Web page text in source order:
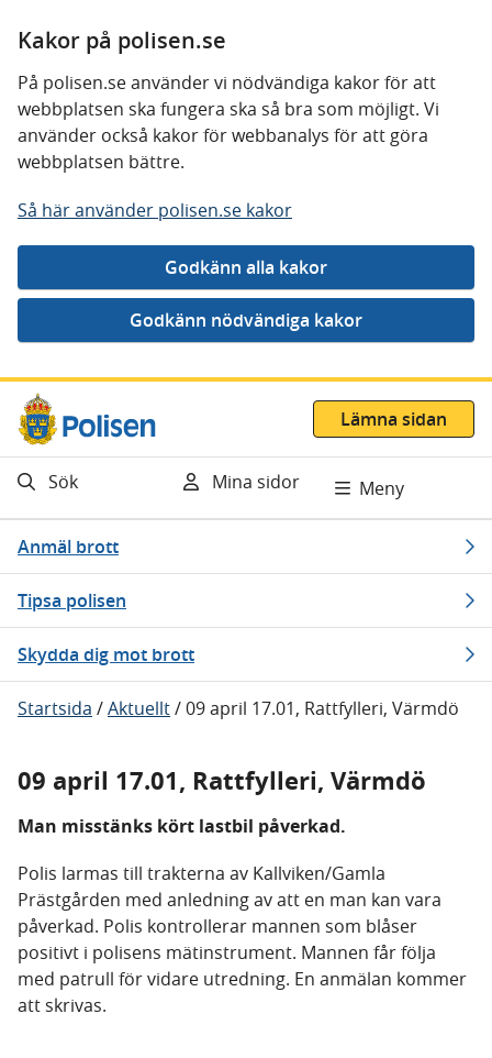
Kakor på polisen.se
På polisen.se använder vi nödvändiga kakor för att
webbplatsen ska fungera ska så bra som möjligt. Vi
använder också kakor för webbanalys för att göra
webbplatsen bättre.
Så här använder polisen.se kakor
Gå direkt till innehåll
Lämna sidan
Sök Mina sidor Meny
Anmäl brott
Tipsa polisen
Skydda dig mot brott
Startsida /Aktuellt/09 april 17.01, Rattfylleri, Värmdö
09 april 17.01, Rattfylleri, Värmdö
Man misstänks kört lastbil påverkad.
Polis larmas till trakterna av Kallviken/Gamla
Prästgården med anledning av att en man kan vara
påverkad. Polis kontrollerar mannen som blåser
positivt i polisens mätinstrument. Mannen får följa
med patrull för vidare utredning. En anmälan kommer
att skrivas.